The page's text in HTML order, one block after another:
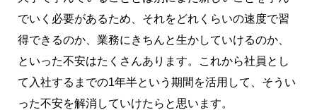
でいく必要があるため、それをどれくらいの速度で習
得できるのか、業務にきちんと生かしていけるのか、
といった不安はたくさんあります。これから社員とし
て入社するまでの1年半という期間を活用して、そうい
った不安を解消していけたらと思います。